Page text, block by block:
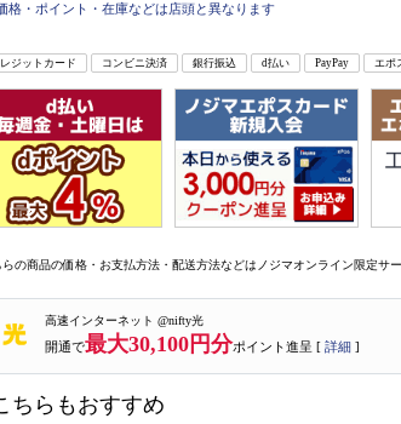
格・ポイント・在庫などは店頭と異なります
ジットカード コンビニ決済 銀行振込 d払い PayPay エポ
らの商品の価格・お支払方法・配送方法などはノジマオンライン限定サ
高速インターネット @nifty光
開通で最大30,100円分ポイント進呈 [ 詳細 ]
ちらもおすすめ